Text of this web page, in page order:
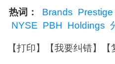
热词： Brands Prestige
NYSE PBH Holdings
【打印】【我要纠错】【